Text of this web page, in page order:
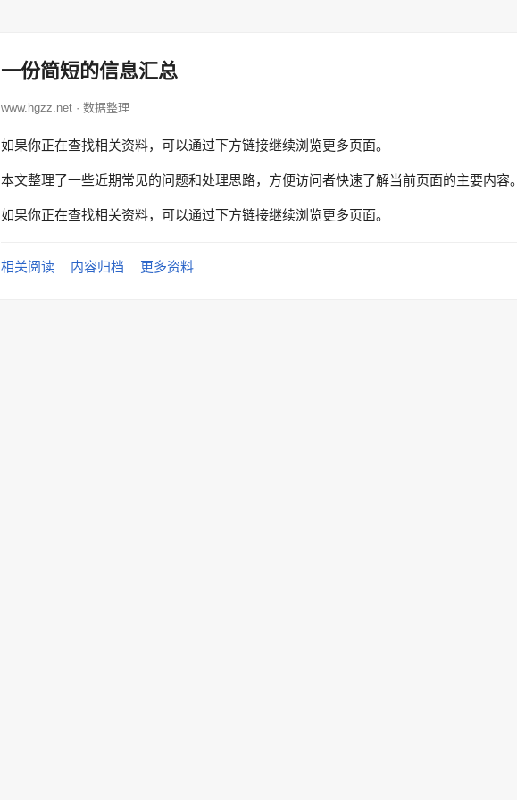
一份简短的信息汇总
www.hgzz.net · 数据整理
如果你正在查找相关资料，可以通过下方链接继续浏览更多页面。
本文整理了一些近期常见的问题和处理思路，方便访问者快速了解当前页面的主要内容。
如果你正在查找相关资料，可以通过下方链接继续浏览更多页面。
相关阅读 内容归档 更多资料